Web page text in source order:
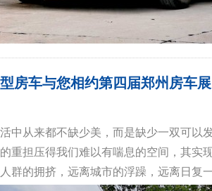
房车与您相约第四届郑州房车
中从来都不缺少美，而是缺少一双可
重担压得我们难以有喘息的空间，其
群的拥挤，远离城市的浮躁，远离日复